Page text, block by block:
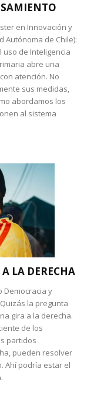
en Innovación y
Autónoma de Chile):
uso de Inteligencia
abre una
atención. No
sus medidas,
abordamos los
al sistema
LA DERECHA
Democracia y
la pregunta
gira a la derecha.
de los
partidos
pueden resolver
Ahí podría estar el